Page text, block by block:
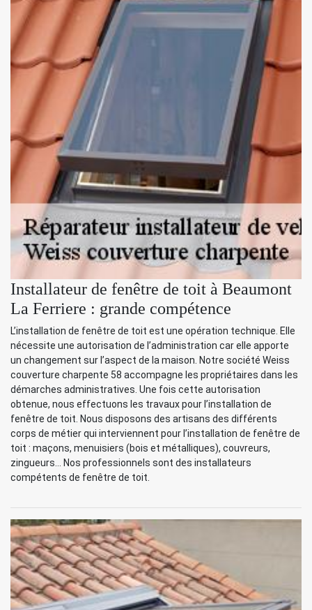
Installateur de fenêtre de toit à Beaumont
La Ferriere : grande compétence
L’installation de fenêtre de toit est une opération technique. Elle
nécessite une autorisation de l’administration car elle apporte
un changement sur l’aspect de la maison. Notre société Weiss
couverture charpente 58 accompagne les propriétaires dans les
démarches administratives. Une fois cette autorisation
obtenue, nous effectuons les travaux pour l’installation de
fenêtre de toit. Nous disposons des artisans des différents
corps de métier qui interviennent pour l’installation de fenêtre de
toit : maçons, menuisiers (bois et métalliques), couvreurs,
zingueurs… Nos professionnels sont des installateurs
compétents de fenêtre de toit.